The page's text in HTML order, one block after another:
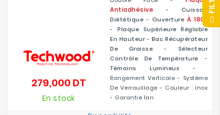
Antiadhésive - Cuisson
Diététique - Ouverture À 180°
- Plaque Supérieure Réglable
En Hauteur- Bac Récupérateur
De Graisse - Sélecteur
Contrôle De Température -
Témoins Lumineux -
Rangement Verticale - Système
De Verrouillage - Couleur : Inox
- Garantie 1an
279,000 DT
En stock